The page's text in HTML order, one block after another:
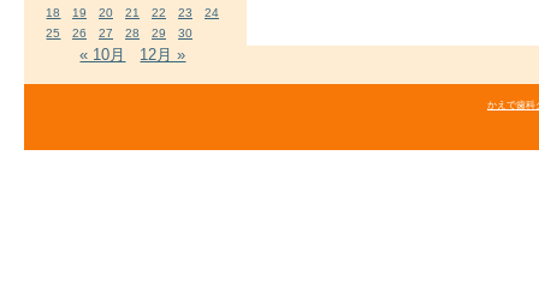
18
19 20 21 22 23
24
25
26 27 28 29 30
« 10月 12月 »
かえで歯科